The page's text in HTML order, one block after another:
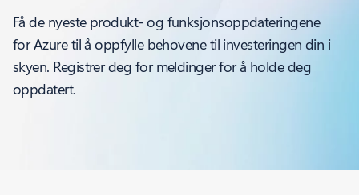
Få de nyeste produkt- og funksjonsoppdateringene
for Azure til å oppfylle behovene til investeringen din i
skyen. Registrer deg for meldinger for å holde deg
oppdatert.